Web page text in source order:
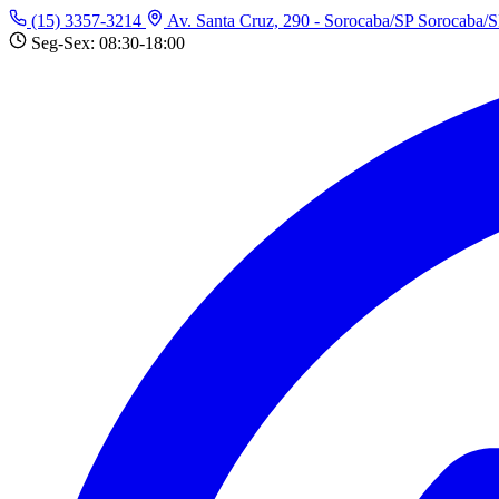
(15) 3357-3214 Av. Santa Cruz, 290 - Sorocaba/SP Sorocaba/
Seg-Sex: 08:30-18:00